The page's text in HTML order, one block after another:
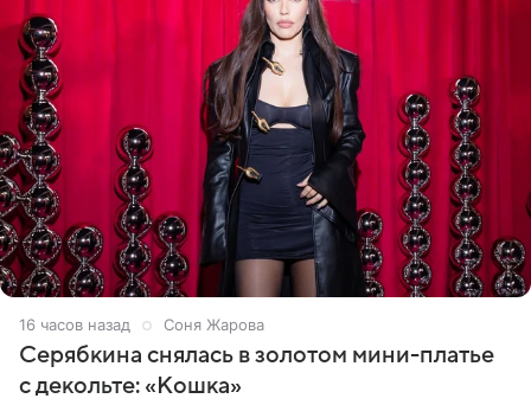
16 часов назад Соня Жарова
Серябкина снялась в золотом мини-платье
с декольте: «Кошка»